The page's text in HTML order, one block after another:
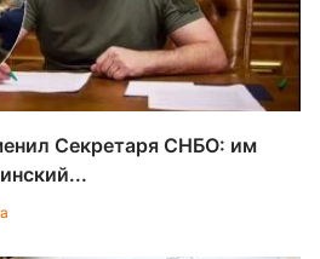
Секретаря СНБО: им